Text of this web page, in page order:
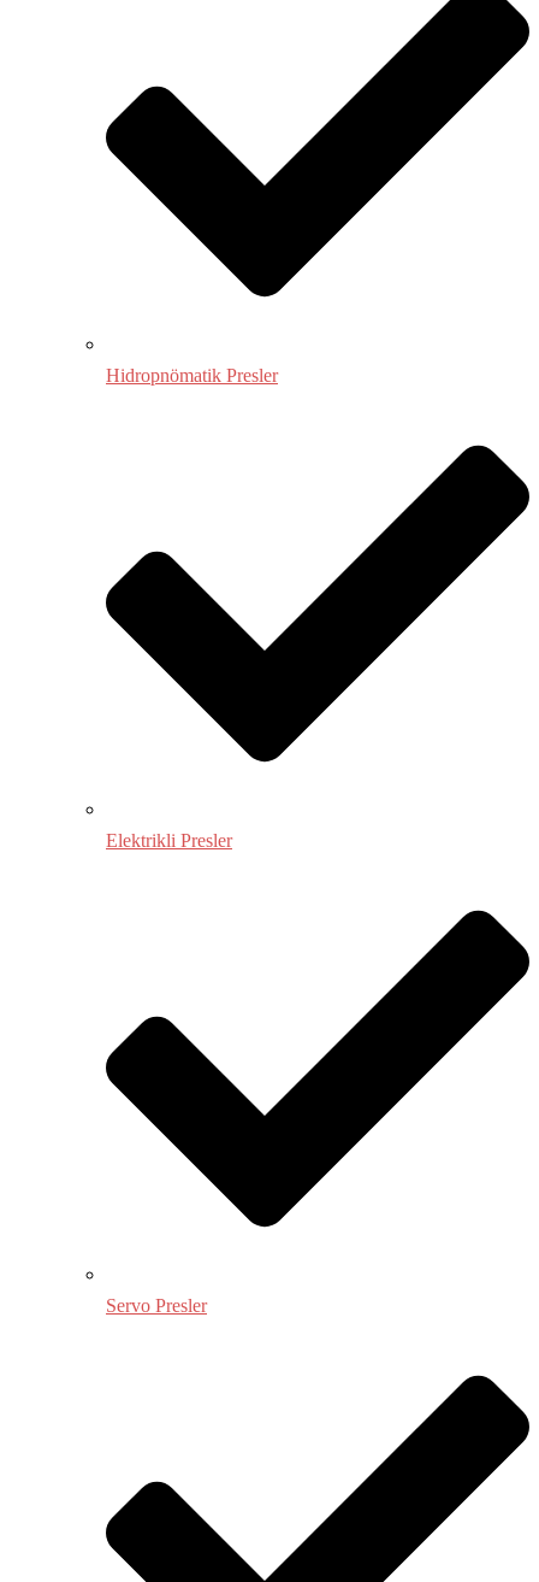
Hidropnömatik Presler
Elektrikli Presler
Servo Presler